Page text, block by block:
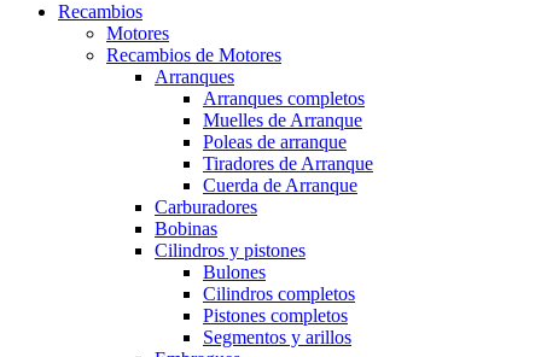
Recambios
Motores
Recambios de Motores
Arranques
Arranques completos
Muelles de Arranque
Poleas de arranque
Tiradores de Arranque
Cuerda de Arranque
Carburadores
Bobinas
Cilindros y pistones
Bulones
Cilindros completos
Pistones completos
Segmentos y arillos